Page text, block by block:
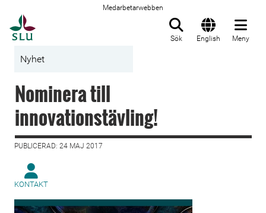
Medarbetarwebben
Sök English Meny
Nyhet
Nominera till
innovationstävling!
PUBLICERAD: 24 MAJ 2017
KONTAKT